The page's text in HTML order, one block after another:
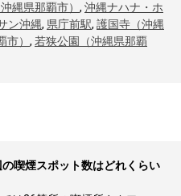
縄県那覇市） , 沖縄ナハナ・ホ
ン沖縄, 県庁前駅, 護国寺（沖縄
） , 若狭公園（沖縄県那覇
喫煙スポット数はどれくらい